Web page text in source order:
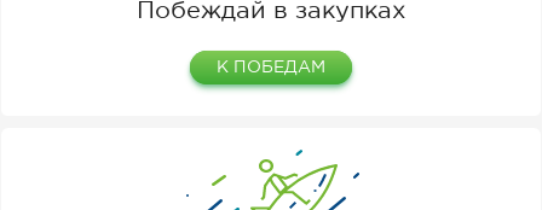
Побеждай в закупках
К ПОБЕДАМ